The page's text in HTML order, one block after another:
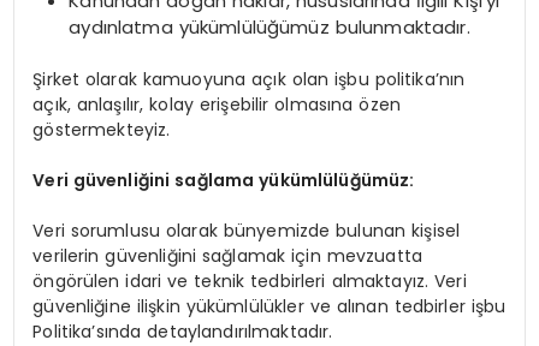
aydınlatma yükümlülüğümüz bulunmaktadır.
Şirket olarak kamuoyuna açık olan işbu politika’nın
açık, anlaşılır, kolay erişebilir olmasına özen
göstermekteyiz.
Veri güvenliğini sağlama yükümlülüğümüz:
Veri sorumlusu olarak bünyemizde bulunan kişisel
verilerin güvenliğini sağlamak için mevzuatta
öngörülen idari ve teknik tedbirleri almaktayız. Veri
güvenliğine ilişkin yükümlülükler ve alınan tedbirler işbu
Politika’sında detaylandırılmaktadır.